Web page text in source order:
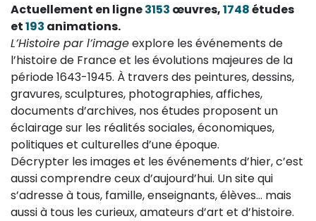
Actuellement en ligne3153 œuvres,1748études
et193 animations.
L’Histoire par l’imageexplore les événements de
l’histoire de France et les évolutions majeures de la
période 1643-1945. À travers des peintures, dessins,
gravures, sculptures, photographies, affiches,
documents d’archives, nos études proposent un
éclairage sur les réalités sociales, économiques,
politiques et culturelles d’une époque.
Décrypter les images et les événements d’hier, c’est
aussi comprendre ceux d’aujourd’hui. Un site qui
s’adresse à tous, famille, enseignants, élèves… mais
aussi à tous les curieux, amateurs d’art et d’histoire.